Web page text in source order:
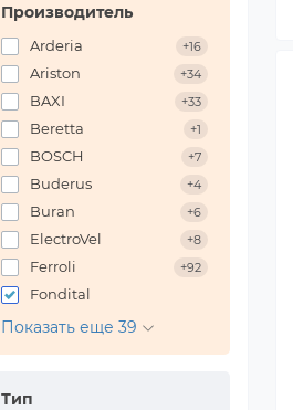
Производитель
Arderia +16
Ariston +34
BAXI +33
Beretta +1
BOSCH +7
Buderus +4
Buran +6
ElectroVel +8
Ferroli +92
Fondital
Показать еще 39
Тип